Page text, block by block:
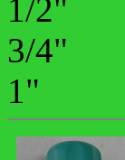
1/2"
3/4"
1"